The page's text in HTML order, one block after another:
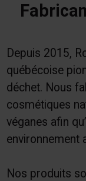
Depuis 2015,
québécoise
déchet. Nous
cosmétiques
véganes afin
environnement
Nos produits